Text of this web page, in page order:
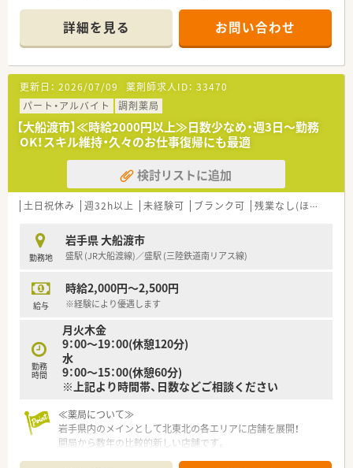
＊------------------------------------------＊
【法人特徴について】
■医療や介護など5つの柱を持つ健康の総合商社として、東証プ
ライム上場のグループ力を活かした安定した経営基盤を誇って
います。
■在宅医療の先駆けとして20年以上の実績があり、個人宅から
施設まで圧倒的なシェアと豊富なノウハウを保有しているのが
強みです。
■ドライブスルーや無菌調剤室をいち早く導入するなど、既存の
形に捉われない「5年先を歩く薬局」を具現化している企業です。
【店舗情報と応需状況について】
■盛駅から徒歩4分の好立地に位置しており、毎日の通勤が非常
にスムーズで負担が少なく、電車利用の方にも大変便利な薬局で
■呼吸器科や内科、消化器科、循環器科などの処方箋を1日約70
枚応需しており、多岐にわたる症例を経験して知識を深められま
す。
仕事量の中で患者様一人ひとりと丁寧に向き合える環境が整っ
ています。
【こんな取り組みをしています】
■年間3万円の自己研修支援補助金が付与されており、eラーニ
ングや外部の勉強会参加など、自分のペースで自由に学べる環境
です。
■主要な学会へ積極的に参加しており、業界内でもトップクラス
す。
■地域限定社員制度を導入することで、転勤を気にせず一つの地
域に根ざして働きたいという社員の希望を叶える仕組みを整え
ています。
詳細を見る お問い合わせ
更新日： 2026/07/09 薬剤師求人ID： 33470
パート・アルバイト
調剤薬局
【大船渡市】≪時給2000円以上≫日数少なめ・週3日～勤務
OK！スキル維持・久々のお仕事復帰にも最適
検討リストに追加
土日祝休み 週32h以上 未経験可 ブランク可 残業なし(ほぼなし含む)
勤務地
岩手県 大船渡市
盛駅 (JR大船渡線)／盛駅 (三陸鉄道南リアス線)
給与
時給2,000円～2,500円
※経験により優遇します
勤務
時間
月火木金
9：00～19：00(休憩120分)
水
9：00～15：00(休憩60分)
※上記より時間帯、日数などご相談ください
≪薬局について≫
岩手県内のメインとして北東北の各エリアに店舗を展開！
開局から数年の比較的新しい店舗です。